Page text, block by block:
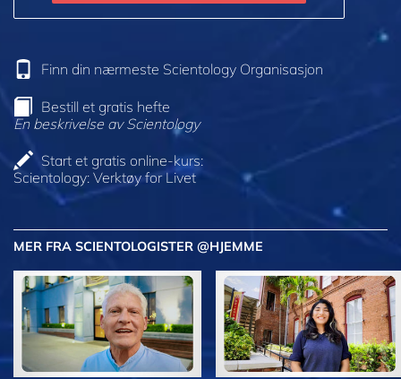
Finn din nærmeste Scientology Organisasjon
Bestill et gratis hefte
En beskrivelse av Scientology
Start et gratis online-kurs:
Scientology: Verktøy for Livet
MER FRA SCIENTOLOGISTER @HJEMME